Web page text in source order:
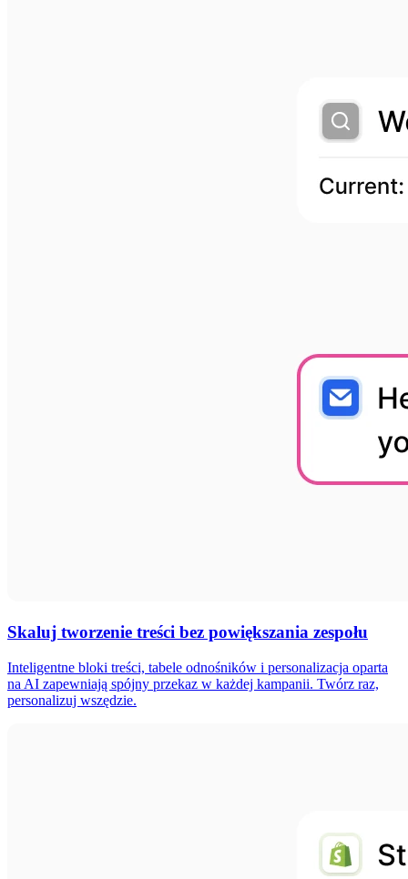
Skaluj tworzenie treści bez powiększania zespołu
Inteligentne bloki treści, tabele odnośników i personalizacja oparta
na AI zapewniają spójny przekaz w każdej kampanii. Twórz raz,
personalizuj wszędzie.